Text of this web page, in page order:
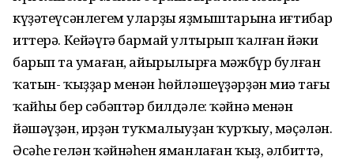
күҙәтеүсәнлегем уларҙың яҙмыштарына иғтибар
иттерә. Кейәүгә бармай ултырып ҡалған йәки
барып та уңмаған, айырылырға мәжбүр булған
ҡатын- ҡыҙҙар менән һөйлә­шеүҙәрҙән миңә тағы
ҡайһы бер сәбәптәр билдәле: ҡәй­нә менән
йәшәүҙән, ирҙән туҡмалыуҙан ҡурҡыу, мәҫәлән.
Әсәһе гелән ҡәйнәһен яманлаған ҡыҙ, әлбиттә,